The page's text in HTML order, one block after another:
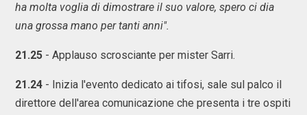
ha molta voglia di dimostrare il suo valore, spero ci dia
una grossa mano per tanti anni".
21.25 - Applauso scrosciante per mister Sarri.
21.24 - Inizia l'evento dedicato ai tifosi, sale sul palco il
direttore dell'area comunicazione che presenta i tre ospiti